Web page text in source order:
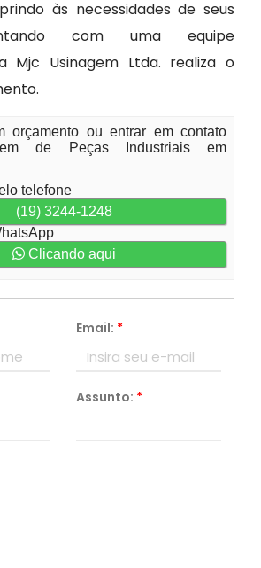
às necessidades de seus
com uma equipe
Mjc Usinagem Ltda. realiza o
orçamento ou entrar em contato
de Peças Industriais em
telefone
(19) 3244-1248
Clicando aqui
Email: *
Assunto: *